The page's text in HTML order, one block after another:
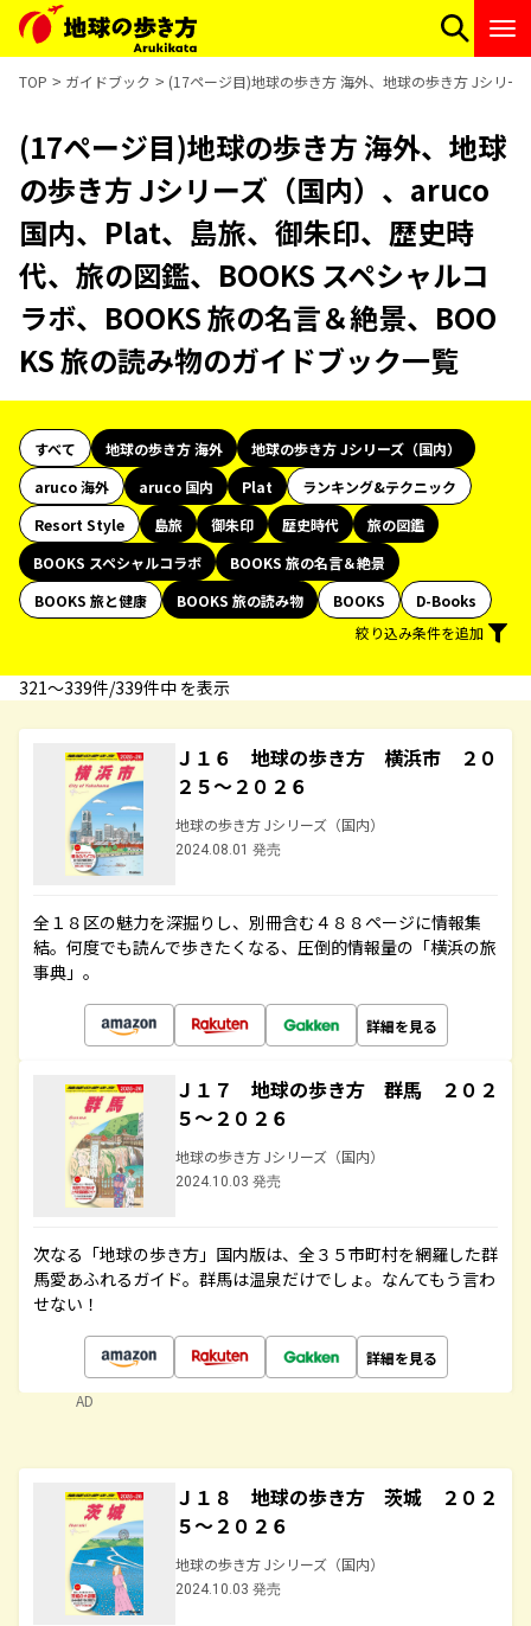
TOP ガイドブック (17ページ目)地球の歩き方 海外、地球の歩き方 Jシリ
(17ページ目)地球の歩き方 海外、地球
の歩き方 Jシリーズ（国内）、aruco
国内、Plat、島旅、御朱印、歴史時
代、旅の図鑑、BOOKS スペシャルコ
ラボ、BOOKS 旅の名言＆絶景、BOO
KS 旅の読み物のガイドブック一覧
すべて 地球の歩き方 海外
地球の歩き方 Jシリーズ（国内）
aruco 海外
aruco 国内 Plat
ランキング&テクニック
Resort Style
島旅 御朱印 歴史時代
旅の図鑑
BOOKS スペシャルコラボ
BOOKS 旅の名言＆絶景
BOOKS 旅と健康
BOOKS 旅の読み物 BOOKS
D-Books
絞り込み条件を追加
321〜339件/339件中 を表示
Ｊ１６ 地球の歩き方 横浜市 ２０
２５～２０２６
地球の歩き方 Jシリーズ（国内）
2024.08.01 発売
全１８区の魅力を深掘りし、別冊含む４８８ページに情報集
結。何度でも読んで歩きたくなる、圧倒的情報量の「横浜の旅
事典」。
詳細を見る
Ｊ１７ 地球の歩き方 群馬 ２０２
５～２０２６
地球の歩き方 Jシリーズ（国内）
2024.10.03 発売
次なる「地球の歩き方」国内版は、全３５市町村を網羅した群
馬愛あふれるガイド。群馬は温泉だけでしょ。なんてもう言わ
せない！
詳細を見る
AD
Ｊ１８ 地球の歩き方 茨城 ２０２
５～２０２６
地球の歩き方 Jシリーズ（国内）
2024.10.03 発売